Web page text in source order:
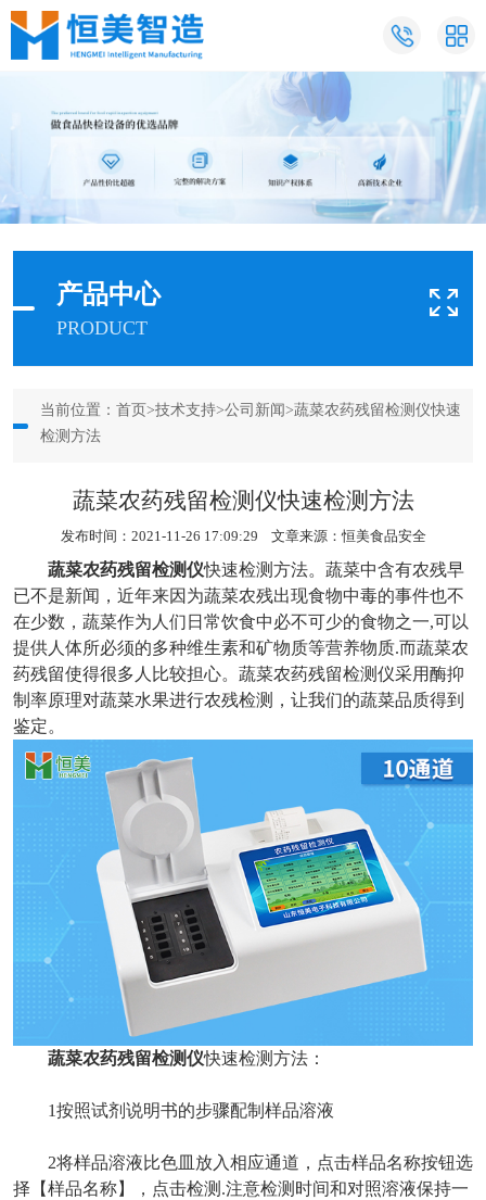
产品中心
PRODUCT
当前位置： 首页 >技术支持>公司新闻>蔬菜农药残留检测仪快速
检测方法
蔬菜农药残留检测仪快速检测方法
发布时间：2021-11-26 17:09:29 文章来源：恒美食品安全
蔬菜农药残留检测仪快速检测方法。蔬菜中含有农残早
已不是新闻，近年来因为蔬菜农残出现食物中毒的事件也不
在少数，蔬菜作为人们日常饮食中必不可少的食物之一,可以
提供人体所必须的多种维生素和矿物质等营养物质.而蔬菜农
药残留使得很多人比较担心。蔬菜农药残留检测仪采用酶抑
制率原理对蔬菜水果进行农残检测，让我们的蔬菜品质得到
鉴定。
蔬菜农药残留检测仪快速检测方法：
1按照试剂说明书的步骤配制样品溶液
2将样品溶液比色皿放入相应通道，点击样品名称按钮选
择【样品名称】，点击检测.注意检测时间和对照溶液保持一